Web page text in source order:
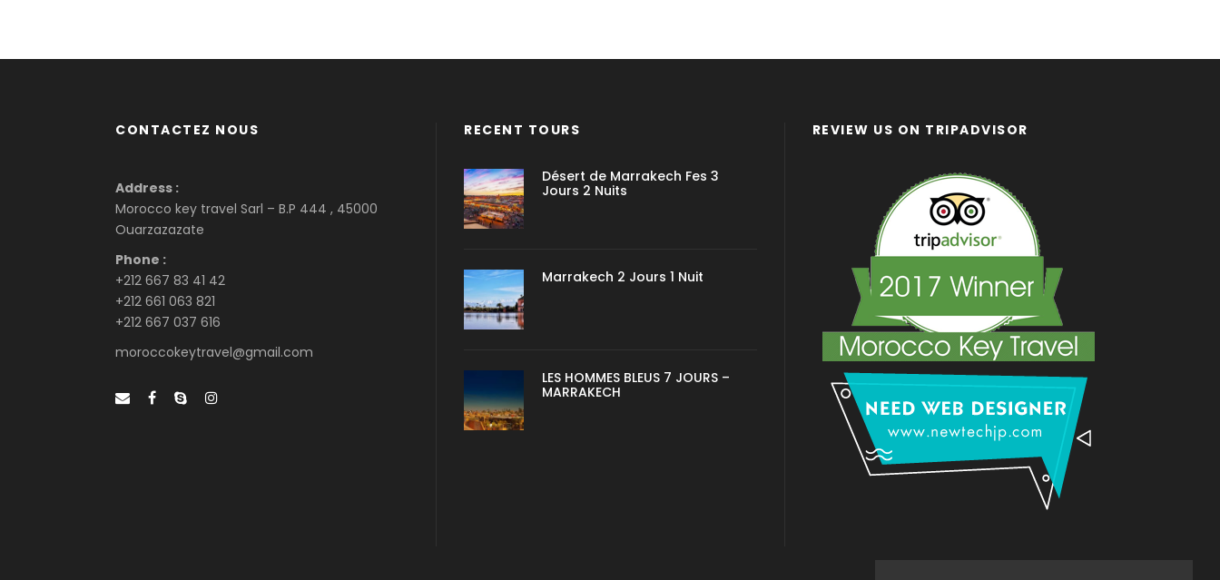
CONTACTEZ NOUS
Address :
Morocco key travel Sarl – B.P 444 , 45000
Ouarzazazate
Phone :
+212 667 83 41 42
+212 661 063 821
+212 667 037 616
moroccokeytravel@gmail.com
RECENT TOURS
Désert de Marrakech Fes 3
Jours 2 Nuits
Marrakech 2 Jours 1 Nuit
LES HOMMES BLEUS 7 JOURS –
MARRAKECH
REVIEW US ON TRIPADVISOR